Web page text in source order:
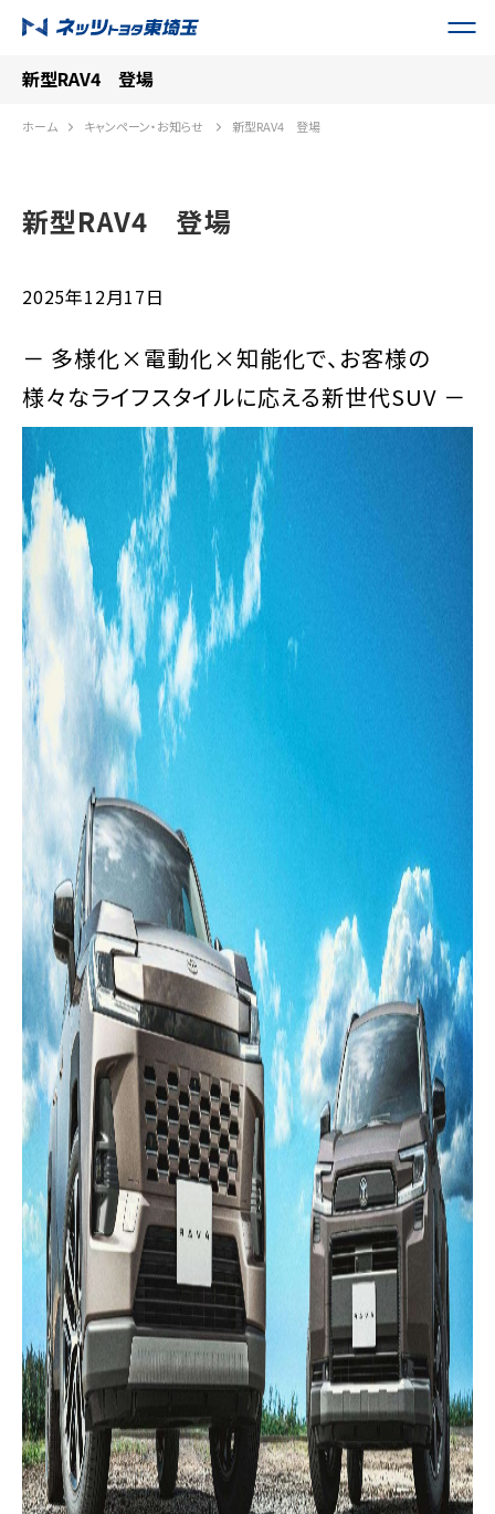
新型RAV4 登場
ホーム キャンペーン・お知らせ 新型RAV4 登場
新型RAV4 登場
2025年12月17日
－ 多様化×電動化×知能化で、お客様の
様々なライフスタイルに応える新世代SUV －